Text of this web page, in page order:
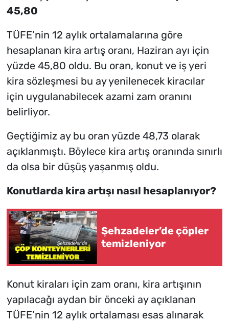
45,80
TÜFE’nin 12 aylık ortalamalarına göre
hesaplanan kira artış oranı, Haziran ayı için
yüzde 45,80 oldu. Bu oran, konut ve iş yeri
kira sözleşmesi bu ay yenilenecek kiracılar
için uygulanabilecek azami zam oranını
belirliyor.
Geçtiğimiz ay bu oran yüzde 48,73 olarak
açıklanmıştı. Böylece kira artış oranında sınırlı
da olsa bir düşüş yaşanmış oldu.
Konutlarda kira artışı nasıl hesaplanıyor?
Şehzadeler’de çöpler
temizleniyor
Konut kiraları için zam oranı, kira artışının
yapılacağı aydan bir önceki ay açıklanan
TÜFE’nin 12 aylık ortalaması esas alınarak